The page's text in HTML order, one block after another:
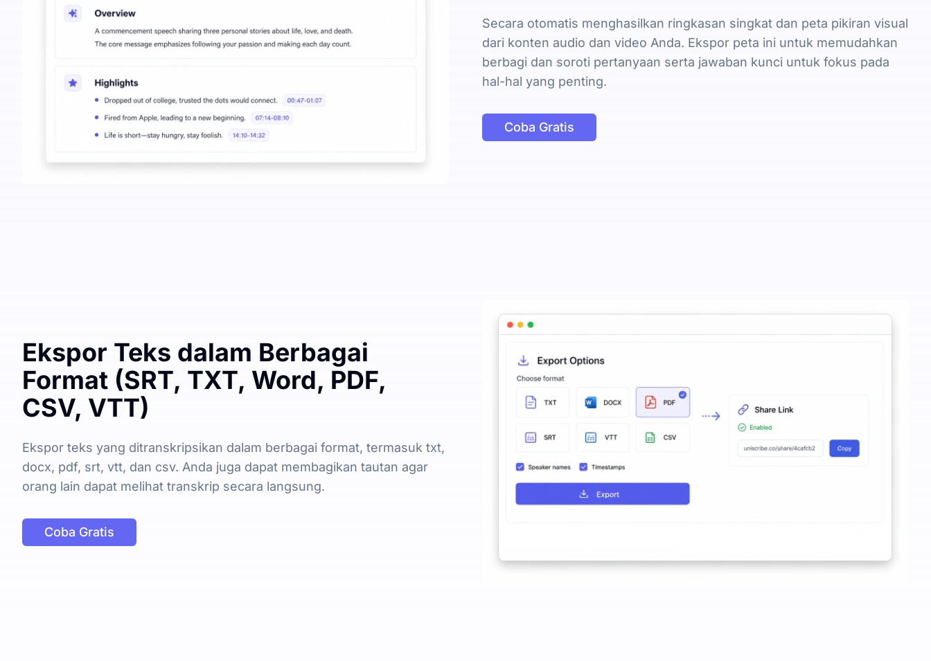
Secara otomatis menghasilkan ringkasan singkat dan peta pikiran visual
dari konten audio dan video Anda. Ekspor peta ini untuk memudahkan
berbagi dan soroti pertanyaan serta jawaban kunci untuk fokus pada
hal-hal yang penting.
Coba Gratis
Ekspor Teks dalam Berbagai
Format (SRT, TXT, Word, PDF,
CSV, VTT)
Ekspor teks yang ditranskripsikan dalam berbagai format, termasuk txt,
docx, pdf, srt, vtt, dan csv. Anda juga dapat membagikan tautan agar
orang lain dapat melihat transkrip secara langsung.
Coba Gratis